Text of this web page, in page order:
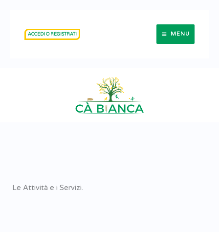
contenutoACCEDI O REGISTRATI MENU
Le Attività e i Servizi.